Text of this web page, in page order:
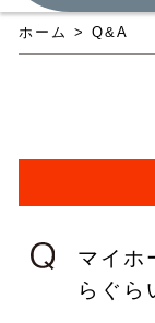
ホーム > Q&A
マイホ
らぐら